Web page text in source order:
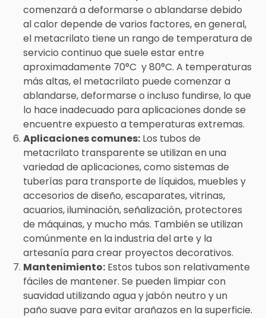
comenzará a deformarse o ablandarse debido
al calor depende de varios factores, en general,
el metacrilato tiene un rango de temperatura de
servicio continuo que suele estar entre
aproximadamente 70°C y 80°C. A temperaturas
más altas, el metacrilato puede comenzar a
ablandarse, deformarse o incluso fundirse, lo que
lo hace inadecuado para aplicaciones donde se
encuentre expuesto a temperaturas extremas.
Aplicaciones comunes: Los tubos de
metacrilato transparente se utilizan en una
variedad de aplicaciones, como sistemas de
tuberías para transporte de líquidos, muebles y
accesorios de diseño, escaparates, vitrinas,
acuarios, iluminación, señalización, protectores
de máquinas, y mucho más. También se utilizan
comúnmente en la industria del arte y la
artesanía para crear proyectos decorativos.
Mantenimiento: Estos tubos son relativamente
fáciles de mantener. Se pueden limpiar con
suavidad utilizando agua y jabón neutro y un
paño suave para evitar arañazos en la superficie.